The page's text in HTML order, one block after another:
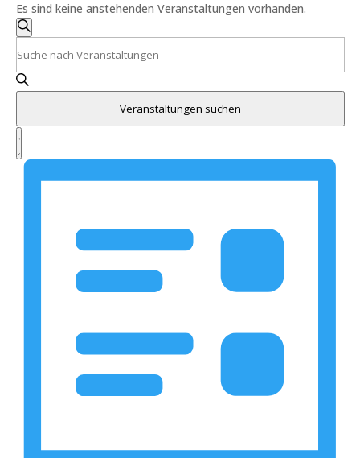
Es sind keine anstehenden Veranstaltungen vorhanden.
Veranstaltungen
Suche
und
Ansichten,
Navigation
Suche
Schlüsselwort
eingeben.
Veranstaltungen
Schlüsselwort.
Veranstaltungen suchen
Veranstaltung
Ansichten-
Navigation
Liste